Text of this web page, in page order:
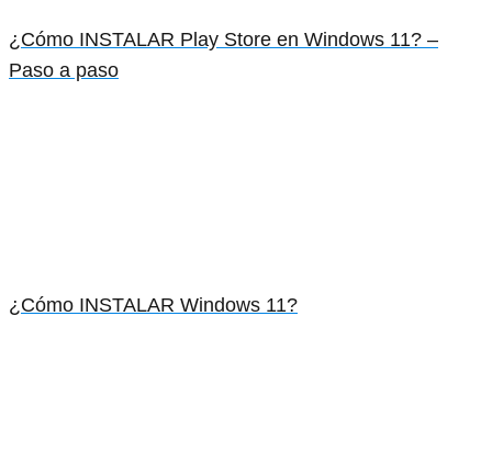
¿Cómo INSTALAR Play Store en Windows 11? –
Paso a paso
¿Cómo INSTALAR Windows 11?